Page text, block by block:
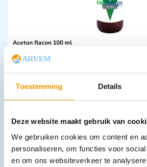
Toestemming Details
Deze website maakt gebruik van
We gebruiken cookies om content en
personaliseren, om functies voor
en om ons websiteverkeer te
Aceton flacon 100 ml
€4,57
3.78 excl. btw